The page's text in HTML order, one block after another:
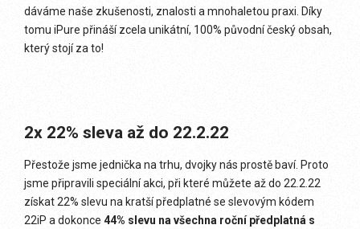
dáváme naše zkušenosti, znalosti a mnohaletou praxi. Díky
tomu iPure přináší zcela unikátní, 100% původní český obsah,
který stojí za to!
2x 22% sleva až do 22.2.22
Přestože jsme jednička na trhu, dvojky nás prostě baví. Proto
jsme připravili speciální akci, při které můžete až do 22.2.22
získat 22% slevu na kratší předplatné se slevovým kódem
22iP a dokonce 44% slevu na všechna roční předplatná s